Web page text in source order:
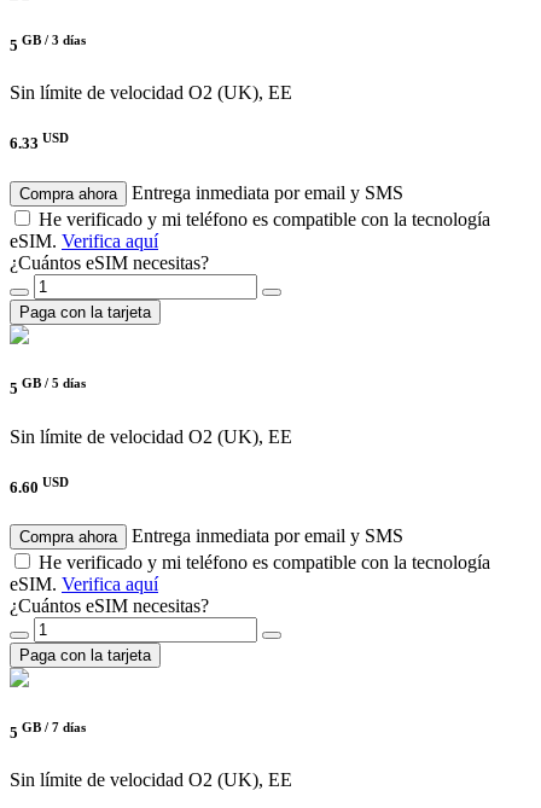
5 GB / 3 días
Sin límite de velocidad O2 (UK), EE
6.33 USD
Compra ahora
Entrega inmediata por email y SMS
He verificado y mi teléfono es compatible con la tecnología
eSIM. Verifica aquí
¿Cuántos eSIM necesitas?
Paga con la tarjeta
5 GB / 5 días
Sin límite de velocidad O2 (UK), EE
6.60 USD
Compra ahora
Entrega inmediata por email y SMS
He verificado y mi teléfono es compatible con la tecnología
eSIM. Verifica aquí
¿Cuántos eSIM necesitas?
Paga con la tarjeta
5 GB / 7 días
Sin límite de velocidad O2 (UK), EE